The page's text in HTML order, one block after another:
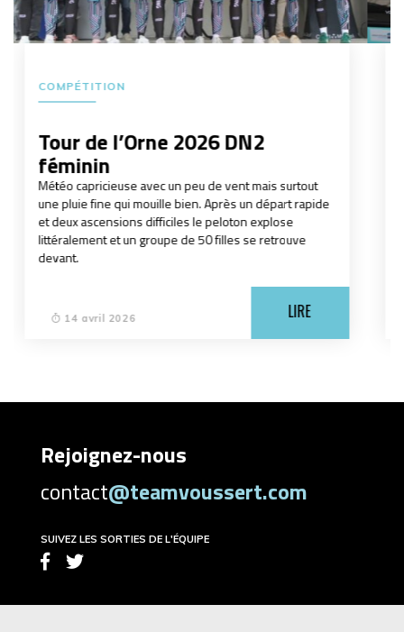
COMPÉTITION
Trophée DN2 centre Val de
Loire 2026
Encore un week-end bien chargé avant le tour de
l'Orne. Direction le centre val de Loire pour son
trophée féminin. Au programme deux course, la
Montoirienne et les reines de la Cisse.
08 avril 2026 LIRE
Rejoignez-nous
contact@teamvoussert.com
SUIVEZ LES SORTIES DE L'ÉQUIPE